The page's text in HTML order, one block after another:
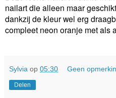
nailart die alleen maar
dankzij de kleur wel erg
compleet neon oranje met als
Sylvia op 05:30 Geen
Delen